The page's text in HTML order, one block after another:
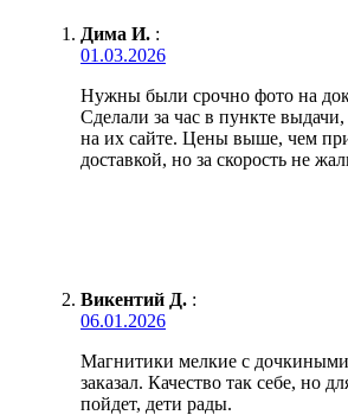
Дима И. :
01.03.2026
Нужны были срочно фото на
Сделали за час в пункте
на их сайте. Цены выше, чем при
доставкой, но за скорость не
Викентий Д. :
06.01.2026
Магнитики мелкие с
заказал. Качество так себе, но
пойдет, дети рады.